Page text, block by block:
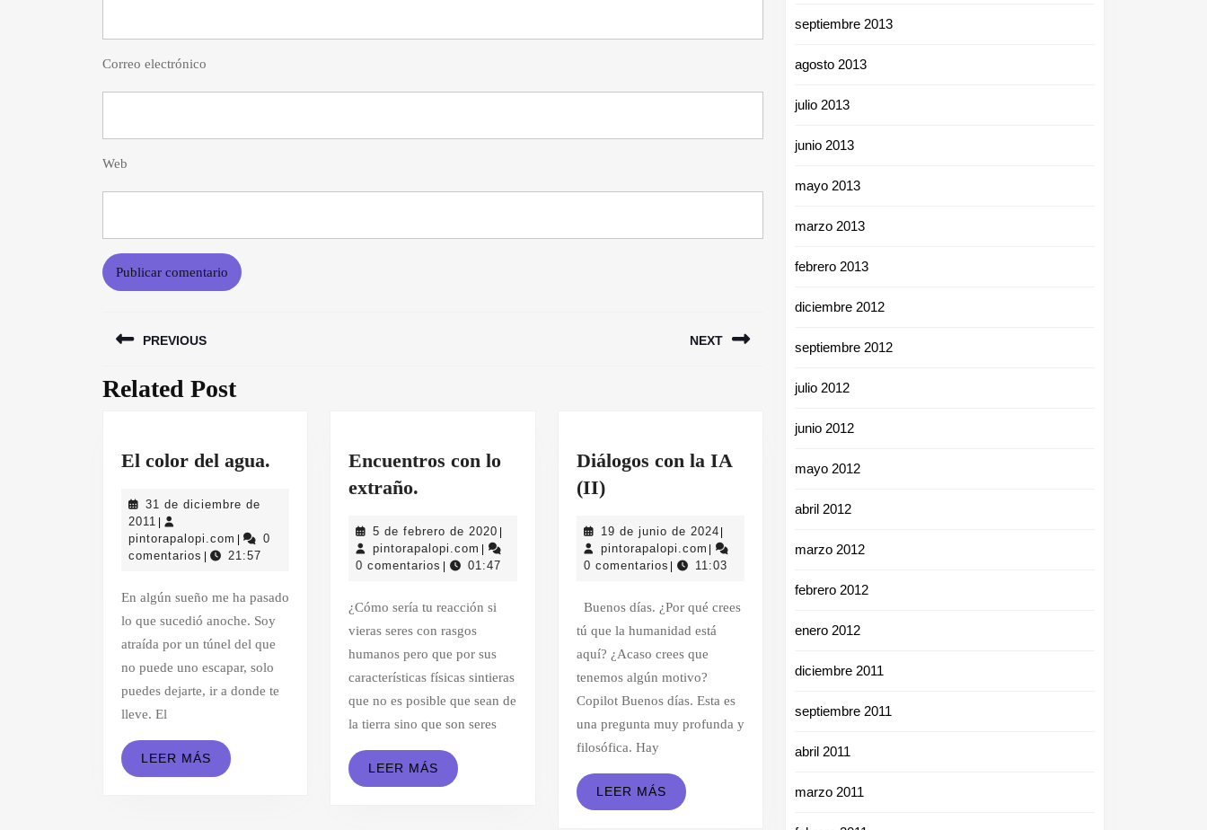
Correo electrónico
Web
entradas
PREVIOUS
Entrada
NEXT
Related Post
El color del agua.
31 de diciembre de
2011 31
de
diciembre
|
pintorapalopi.com pintorapalopi.com
|
0
comentarios | 21:57
En algún sueño me ha pasado
lo que sucedió anoche. Soy
atraída por un túnel del que
no puede uno escapar, solo
puedes dejarte, ir a donde te
lleve. El
LEER MÁS LEER
MÁS
Encuentros con lo
extraño.
lo
extraño.
5 de febrero de 2020 5
de
febrero
|
pintorapalopi.com pintorapalopi.com
|
0 comentarios | 01:47
¿Cómo sería tu reacción si
vieras seres con rasgos
humanos pero que por sus
características físicas sintieras
que no es posible que sean de
la tierra sino que son seres
LEER MÁS LEER
MÁS
Diálogos con la IA
(II)Diálogos
la
IA
19 de junio de 202419
de
junio
|
pintorapalopi.com pintorapalopi.com
|
0 comentarios | 11:03
Buenos días. ¿Por qué crees
tú que la humanidad está
aquí? ¿Acaso crees que
tenemos algún motivo?
Copilot Buenos días. Esta es
una pregunta muy profunda y
filosófica. Hay
LEER MÁSLEER
MÁS
septiembre 2013
agosto 2013
julio 2013
junio 2013
mayo 2013
marzo 2013
febrero 2013
diciembre 2012
septiembre 2012
julio 2012
junio 2012
mayo 2012
abril 2012
marzo 2012
febrero 2012
enero 2012
diciembre 2011
septiembre 2011
abril 2011
marzo 2011